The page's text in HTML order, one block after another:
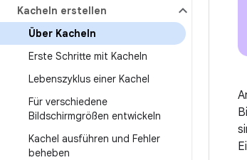
Kacheln erstellen
Über Kacheln
Erste Schritte mit Kacheln
Lebenszyklus einer Kachel
Für verschiedene
Bildschirmgrößen entwickeln
Kachel ausführen und Fehler
beheben